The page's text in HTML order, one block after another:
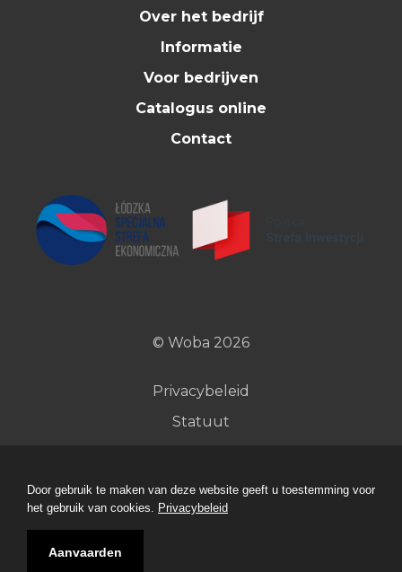
Over het bedrijf
Informatie
Voor bedrijven
Catalogus online
Contact
© Woba 2026
Privacybeleid
Statuut
Ontwerp en uitvoering
Door gebruik te maken van deze website geeft u toestemming voor
het gebruik van cookies. Privacybeleid
Aanvaarden